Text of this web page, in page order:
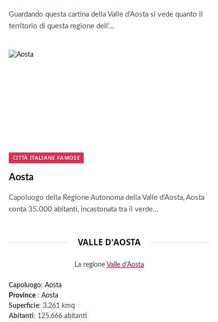
Guardando questa cartina della Valle d’Aosta si vede quanto il
territorio di questa regione dell’…
CITTÀ ITALIANE FAMOSE
Aosta
Capoluogo della Regione Autonoma della Valle d’Aosta, Aosta
conta 35.000 abitanti, incastonata tra il verde…
VALLE D'AOSTA
La regione Valle d'Aosta
Capoluogo: Aosta
Province : Aosta
Superficie: 3.261 kmq
Abitanti: 125.666 abitanti